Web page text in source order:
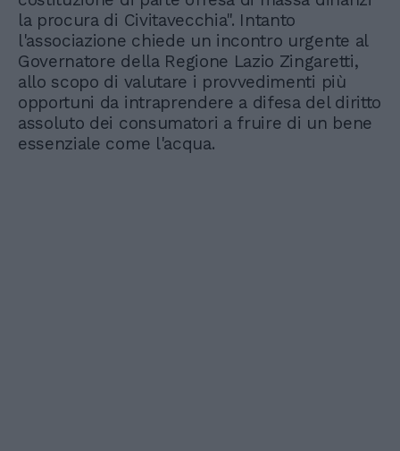
la procura di Civitavecchia". Intanto
l'associazione chiede un incontro urgente al
Governatore della Regione Lazio Zingaretti,
allo scopo di valutare i provvedimenti più
opportuni da intraprendere a difesa del diritto
assoluto dei consumatori a fruire di un bene
essenziale come l'acqua.